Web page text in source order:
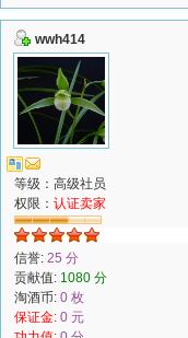
wwh414
等级：高级社员
权限： 认证卖家
信誉: 25 分
贡献值: 1080 分
淘酒币: 0 枚
保证金: 0 元